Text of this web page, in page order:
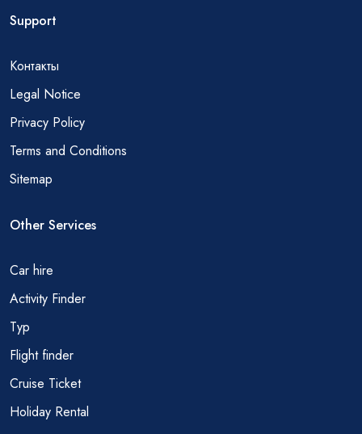
Support
Контакты
Legal Notice
Privacy Policy
Terms and Conditions
Sitemap
Other Services
Car hire
Activity Finder
Тур
Flight finder
Cruise Ticket
Holiday Rental